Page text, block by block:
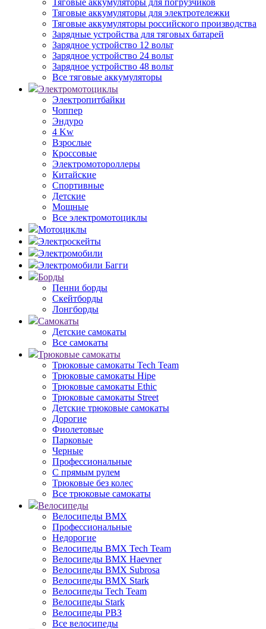
Тяговые аккумуляторы для погрузчиков
Тяговые аккумуляторы для электротележки
Тяговые аккумуляторы российского производства
Зарядные устройства для тяговых батарей
Зарядное устройство 12 вольт
Зарядное устройство 24 вольт
Зарядное устройство 48 вольт
Все тяговые аккумуляторы
Электромотоциклы
Электропитбайки
Чоппер
Эндуро
4 Kw
Взрослые
Кроссовые
Электромотороллеры
Китайские
Спортивные
Детские
Мощные
Все электромотоциклы
Мотоциклы
Электроскейты
Электромобили
Электромобили Багги
Борды
Пенни борды
Скейтборды
Лонгборды
Самокаты
Детские самокаты
Все самокаты
Трюковые самокаты
Трюковые самокаты Tech Team
Трюковые самокаты Hipe
Трюковые самокаты Ethic
Трюковые самокаты Street
Детские трюковые самокаты
Дорогие
Фиолетовые
Парковые
Черные
Профессиональные
С прямым рулем
Трюковые без колес
Все трюковые самокаты
Велосипеды
Велосипеды BMX
Профессиональные
Недорогие
Велосипеды BMX Tech Team
Велосипеды BMX Haevner
Велосипеды BMX Subrosa
Велосипеды BMX Stark
Велосипеды Tech Team
Велосипеды Stark
Велосипеды РВЗ
Все велосипеды